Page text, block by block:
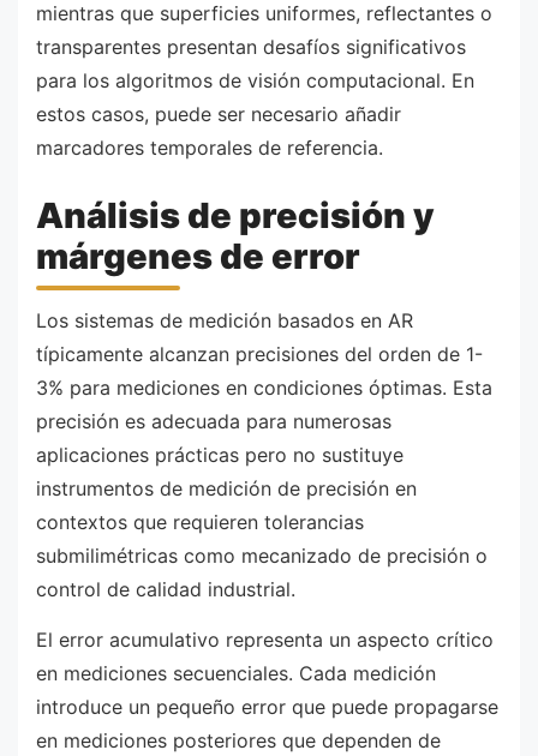
mientras que superficies uniformes, reflectantes o
transparentes presentan desafíos significativos
para los algoritmos de visión computacional. En
estos casos, puede ser necesario añadir
marcadores temporales de referencia.
Análisis de precisión y
márgenes de error
Los sistemas de medición basados en AR
típicamente alcanzan precisiones del orden de 1-
3% para mediciones en condiciones óptimas. Esta
precisión es adecuada para numerosas
aplicaciones prácticas pero no sustituye
instrumentos de medición de precisión en
contextos que requieren tolerancias
submilimétricas como mecanizado de precisión o
control de calidad industrial.
El error acumulativo representa un aspecto crítico
en mediciones secuenciales. Cada medición
introduce un pequeño error que puede propagarse
en mediciones posteriores que dependen de